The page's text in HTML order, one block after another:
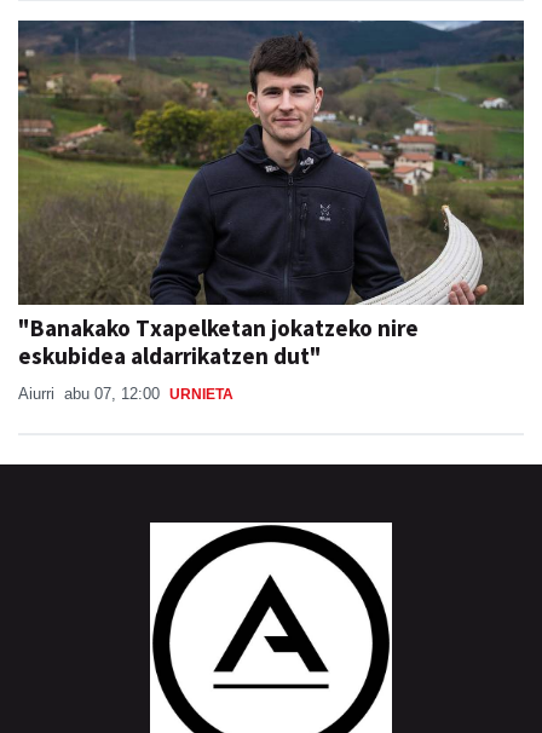
"Banakako Txapelketan jokatzeko nire
eskubidea aldarrikatzen dut"
Aiurri abu 07, 12:00 URNIETA